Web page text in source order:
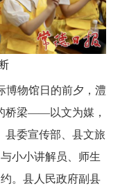
博物馆日的前夕，澧
桥梁——以文为媒，
县委宣传部、县文旅
小小讲解员、师生
。县人民政府副县